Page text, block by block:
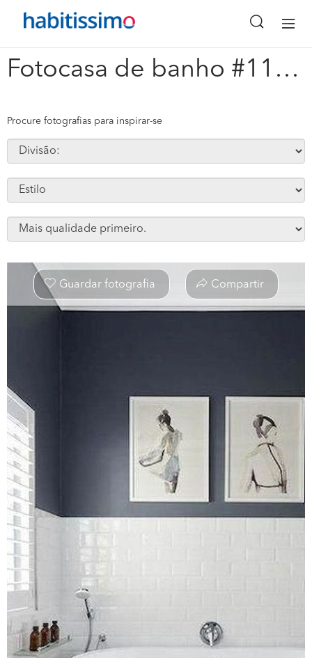
Fotocasa de banho #116147
x
Procure fotografias para inspirar-se
Guardar fotografia Compartir